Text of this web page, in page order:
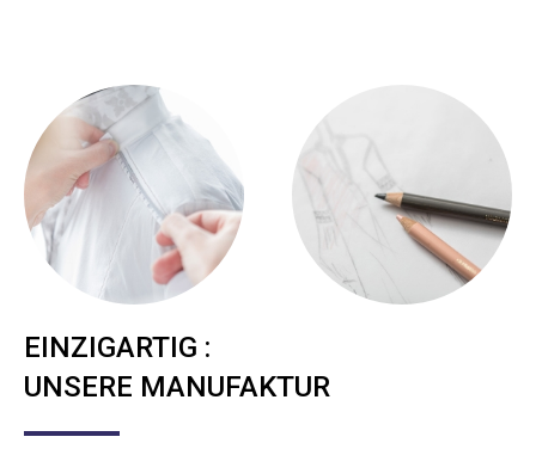
EINZIGARTIG :
UNSERE MANUFAKTUR